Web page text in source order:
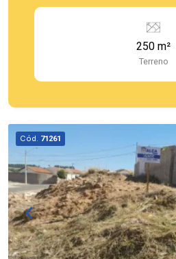
250 m²
Terreno
Cód. 71261